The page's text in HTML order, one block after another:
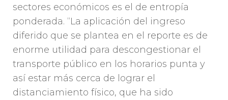
sectores económicos es el de entropía
ponderada. “La aplicación del ingreso
diferido que se plantea en el reporte es de
enorme utilidad para descongestionar el
transporte público en los horarios punta y
así estar más cerca de lograr el
distanciamiento físico, que ha sido